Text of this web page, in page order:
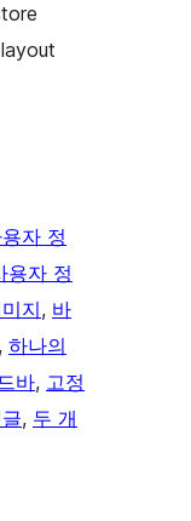
자 정
용자 정
지, 바
, 하나의
바, 고정
, 두 개